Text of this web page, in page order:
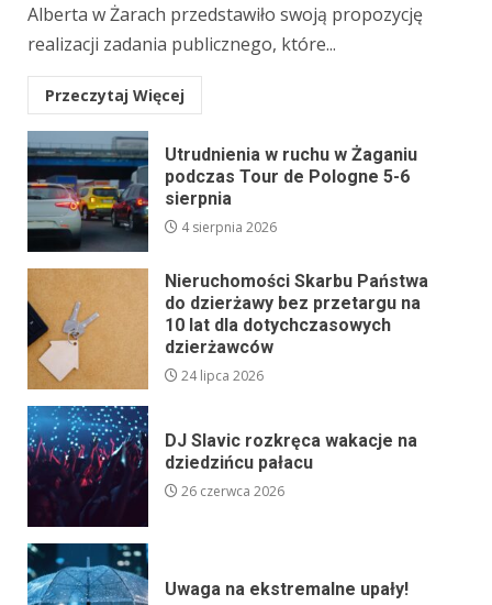
Alberta w Żarach przedstawiło swoją propozycję
realizacji zadania publicznego, które...
Przeczytaj Więcej
Utrudnienia w ruchu w Żaganiu
podczas Tour de Pologne 5-6
sierpnia
4 sierpnia 2026
Nieruchomości Skarbu Państwa
do dzierżawy bez przetargu na
10 lat dla dotychczasowych
dzierżawców
24 lipca 2026
DJ Slavic rozkręca wakacje na
dziedzińcu pałacu
26 czerwca 2026
Uwaga na ekstremalne upały!